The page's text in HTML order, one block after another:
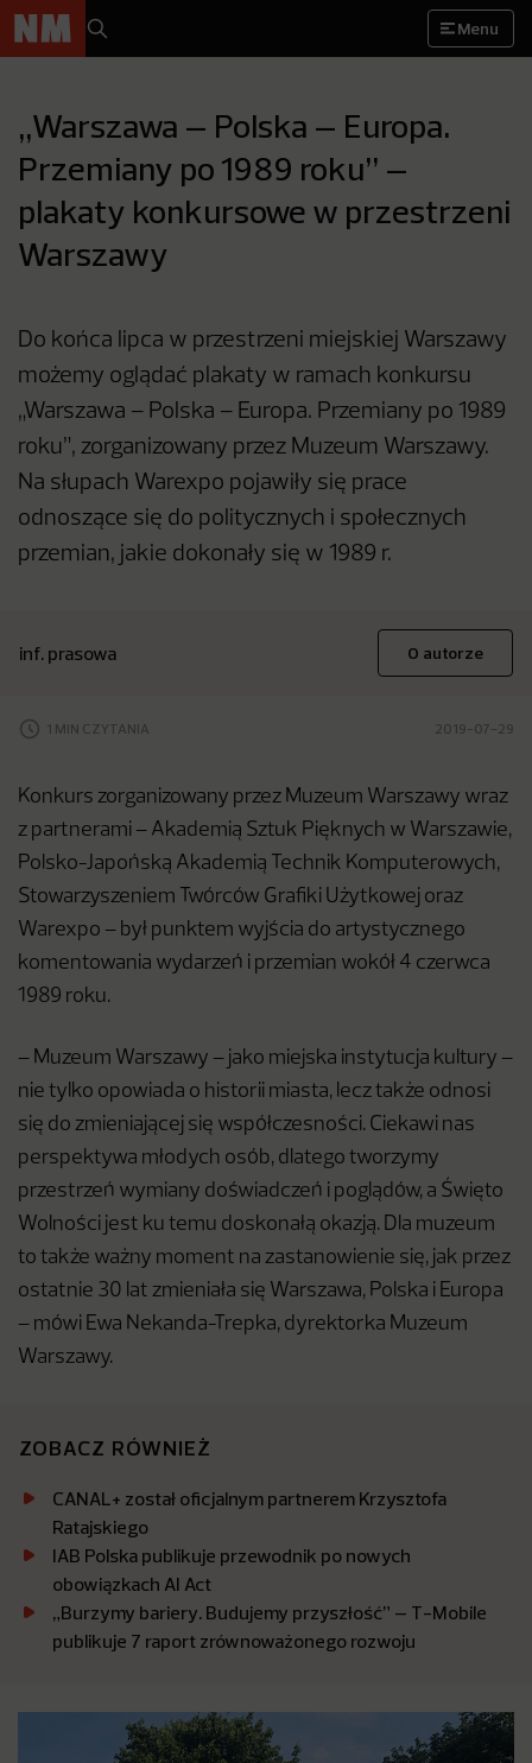
Menu
„Warszawa – Polska – Europa.
Przemiany po 1989 roku” –
plakaty konkursowe w przestrzeni
Warszawy
Do końca lipca w przestrzeni miejskiej Warszawy
możemy oglądać plakaty w ramach konkursu
„Warszawa – Polska – Europa. Przemiany po 1989
roku”, zorganizowany przez Muzeum Warszawy.
Na słupach Warexpo pojawiły się prace
odnoszące się do politycznych i społecznych
przemian, jakie dokonały się w 1989 r.
inf. prasowa O autorze
1 MIN CZYTANIA 2019-07-29
Konkurs zorganizowany przez Muzeum Warszawy wraz
z partnerami – Akademią Sztuk Pięknych w Warszawie,
Polsko-Japońską Akademią Technik Komputerowych,
Stowarzyszeniem Twórców Grafiki Użytkowej oraz
Warexpo – był punktem wyjścia do artystycznego
komentowania wydarzeń i przemian wokół 4 czerwca
1989 roku.
– Muzeum Warszawy – jako miejska instytucja kultury –
nie tylko opowiada o historii miasta, lecz także odnosi
się do zmieniającej się współczesności. Ciekawi nas
perspektywa młodych osób, dlatego tworzymy
przestrzeń wymiany doświadczeń i poglądów, a Święto
Wolności jest ku temu doskonałą okazją. Dla muzeum
to także ważny moment na zastanowienie się, jak przez
ostatnie 30 lat zmieniała się Warszawa, Polska i Europa
– mówi Ewa Nekanda-Trepka, dyrektorka Muzeum
Warszawy.
ZOBACZ RÓWNIEŻ
CANAL+ został oficjalnym partnerem Krzysztofa
Ratajskiego
IAB Polska publikuje przewodnik po nowych
obowiązkach AI Act
„Burzymy bariery. Budujemy przyszłość” – T-Mobile
publikuje 7 raport zrównoważonego rozwoju